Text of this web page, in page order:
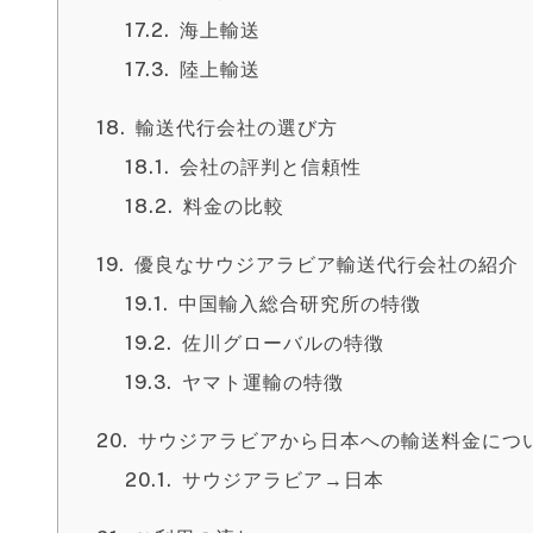
海上輸送
陸上輸送
輸送代行会社の選び方
会社の評判と信頼性
料金の比較
優良なサウジアラビア輸送代行会社の紹介
中国輸入総合研究所の特徴
佐川グローバルの特徴
ヤマト運輸の特徴
サウジアラビアから日本への輸送料金につ
サウジアラビア→日本